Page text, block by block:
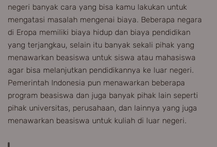
negeri banyak cara yang bisa kamu lakukan untuk
mengatasi masalah mengenai biaya. Beberapa negara
di Eropa memiliki biaya hidup dan biaya pendidikan
yang terjangkau, selain itu banyak sekali pihak yang
menawarkan beasiswa untuk siswa atau mahasiswa
agar bisa melanjutkan pendidikannya ke luar negeri.
Pemerintah Indonesia pun menawarkan beberapa
program beasiswa dan juga banyak pihak lain seperti
pihak universitas, perusahaan, dan lainnya yang juga
menawarkan beasiswa untuk kuliah di luar negeri.